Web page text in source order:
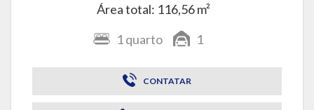
Área total: 116,56 m²
1 quarto 1
CONTATAR